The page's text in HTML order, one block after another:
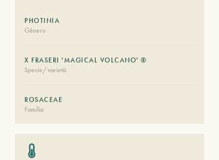
PHOTINIA
Género
X FRASERI 'MAGICAL VOLCANO' ®
Specie/varietà
ROSACEAE
Familia